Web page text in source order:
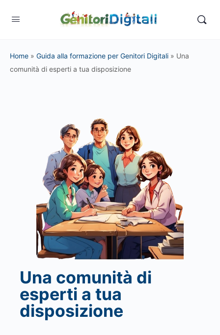
Home » Guida alla formazione per Genitori Digitali » Una
comunità di esperti a tua disposizione
Una comunità di
esperti a tua
disposizione